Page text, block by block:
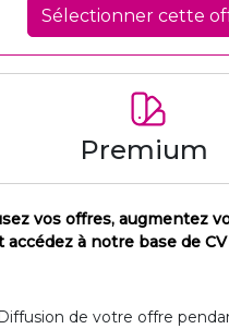
Sélectionner cette
Premium
vos offres, augmentez
accédez à notre base de
Diffusion de votre offre